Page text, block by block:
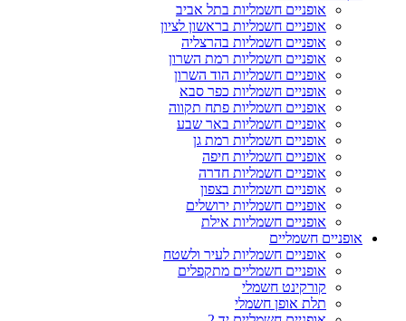
אופניים חשמליות בתל אביב
אופניים חשמליות בראשון לציון
אופניים חשמליות בהרצליה
אופניים חשמליות רמת השרון
אופניים חשמליות הוד השרון
אופניים חשמליות כפר סבא
אופניים חשמליות פתח תקווה
אופניים חשמליות באר שבע
אופניים חשמליות רמת גן
אופניים חשמליות חיפה
אופניים חשמליות חדרה
אופניים חשמליות בצפון
אופניים חשמליות ירושלים
אופניים חשמליות אילת
אופניים חשמליים
אופניים חשמליות לעיר ולשטח
אופניים חשמליים מתקפלים
קורקינט חשמלי
תלת אופן חשמלי